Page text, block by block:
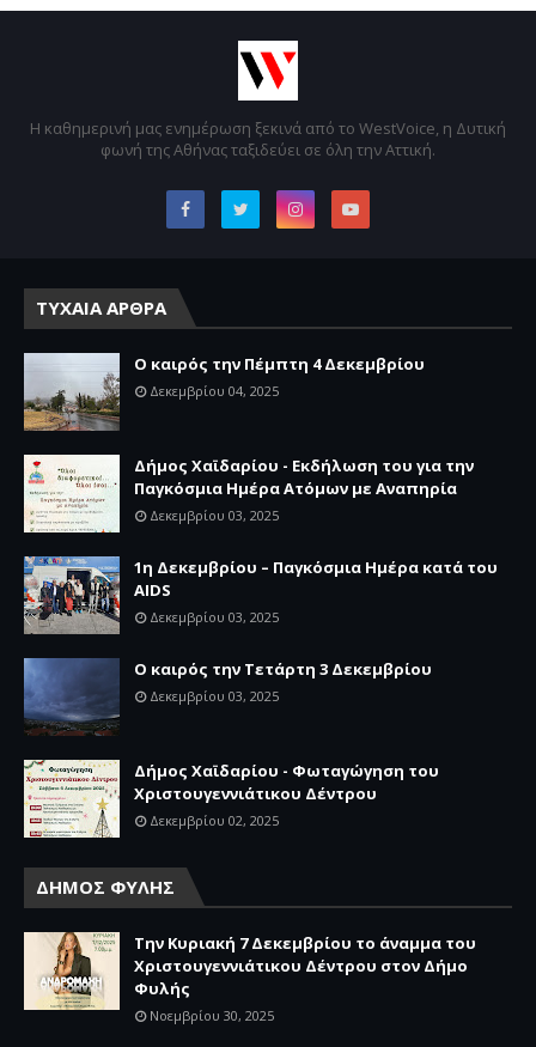
Η καθημερινή μας ενημέρωση ξεκινά από το WestVoice, η Δυτική
φωνή της Αθήνας ταξιδεύει σε όλη την Αττική.
ΤΥΧΑΙΑ ΑΡΘΡΑ
Ο καιρός την Πέμπτη 4 Δεκεμβρίου
Δεκεμβρίου 04, 2025
Δήμος Χαϊδαρίου - Εκδήλωση του για την
Παγκόσμια Ημέρα Ατόμων με Αναπηρία
Δεκεμβρίου 03, 2025
1η Δεκεμβρίου – Παγκόσμια Ημέρα κατά του
AIDS
Δεκεμβρίου 03, 2025
Ο καιρός την Τετάρτη 3 Δεκεμβρίου
Δεκεμβρίου 03, 2025
Δήμος Χαϊδαρίου - Φωταγώγηση του
Χριστουγεννιάτικου Δέντρου
Δεκεμβρίου 02, 2025
ΔΗΜΟΣ ΦΥΛΗΣ
Την Κυριακή 7 Δεκεμβρίου το άναμμα του
Χριστουγεννιάτικου Δέντρου στον Δήμο
Φυλής
Νοεμβρίου 30, 2025